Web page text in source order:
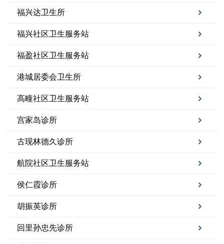
福兴达卫生所
福兴社区卫生服务站
福盈社区卫生服务站
港城居委会卫生所
高疃社区卫生服务站
宫家岛诊所
古现林德久诊所
航院社区卫生服务站
侯仁霞诊所
胡振英诊所
回里孙忠先诊所